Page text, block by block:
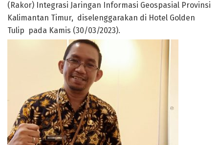
(Rakor) Integrasi Jaringan Informasi Geospasial Provinsi
Kalimantan Timur, diselenggarakan di Hotel Golden
Tulip pada Kamis (30/03/2023).